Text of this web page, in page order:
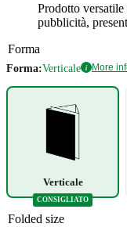
Prodotto
pubblicità,
Forma:Verticale i More
Forma
Verticale
CONSIGLIATO
Folded size